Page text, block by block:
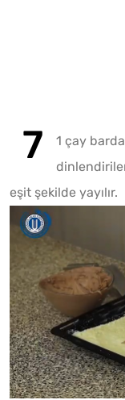
1 çay
eşit şekilde yayılır.